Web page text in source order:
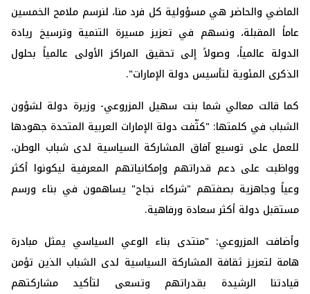
الماضي والحاضر هي مسؤولية كل فرد منا، لنرسم ملامح الخمسين
عاماً المقبلة، ونسهم في تعزيز مسيرة التنمية وترسيخ ريادة
الدولة عالمياً، وصولاً إلى تحقيق المراكز الأولى عالمياً بحلول
الذكرى المئوية لتأسيس دولة الإمارات".
كما قالت معالي شما بنت سهيل المزروعي- وزيرة دولة لشؤون
الشباب في كلمتها: "كثّفت دولة الإمارات العربية المتحدة جهودها
للعمل على توسيع آفاق المشاركة السياسية لدى شباب الوطن،
وواظبت على دعم قدراتهم وإمكانياتهم المعرفية ليكونوا أكثر
وعياً وجاهزية بصفتهم "شركاء نجاح" يساهمون في بناء ورسم
مستقبل دولة أكثر سعادة ورفاهية.
وأضافت المزروعي: "منتدى بناء الوعي السياسي يمثل مبادرة
هامة لتعزيز ثقافة المشاركة السياسية لدى الشباب الذين تؤمن
قيادتنا الرشيدة بقدراتهم وتسعى لتأكيد مشاركتهم